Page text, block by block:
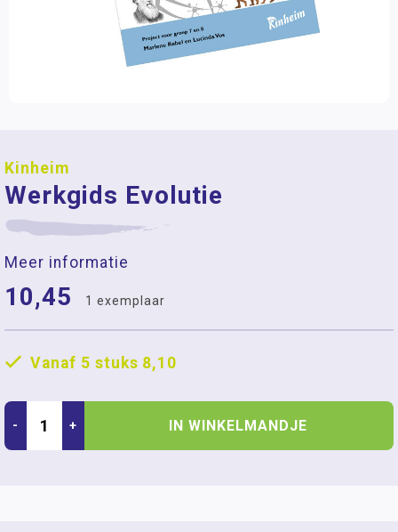
Kinheim
Werkgids Evolutie
Meer informatie
10,45 1 exemplaar
Vanaf 5 stuks 8,10
- + IN WINKELMANDJE